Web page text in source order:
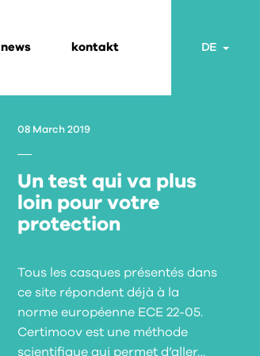
news kontakt DE
08 March 2019
Un test qui va plus
loin pour votre
protection
Tous les casques présentés dans
ce site répondent déjà à la
norme européenne ECE 22-05.
Certimoov est une méthode
scientifique qui permet d’aller…